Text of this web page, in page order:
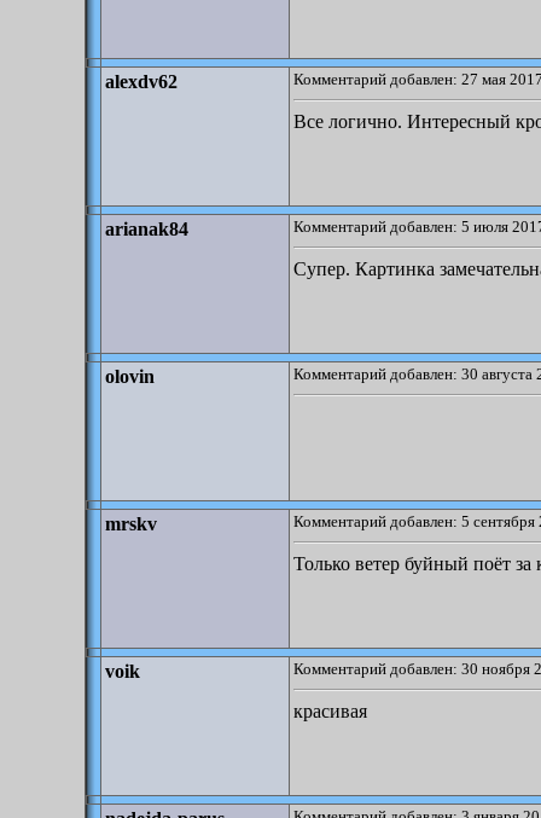
alexdv62 Комментарий добавлен: 27 мая
Все логично. Интересный
arianak84 Комментарий добавлен: 5 июля
Супер. Картинка
olovin Комментарий добавлен: 30 августа
mrskv Комментарий добавлен: 5
Только ветер буйный поёт
voik Комментарий добавлен: 30 ноября
красивая